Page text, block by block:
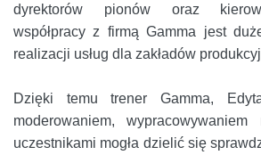
dyrektorów pionów oraz
współpracy z firmą Gamma jest
realizacji usług dla zakładów
Dzięki temu trener Gamma,
moderowaniem,
uczestnikami mogła dzielić się